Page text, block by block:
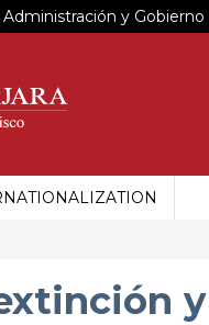
Administración y Gobierno